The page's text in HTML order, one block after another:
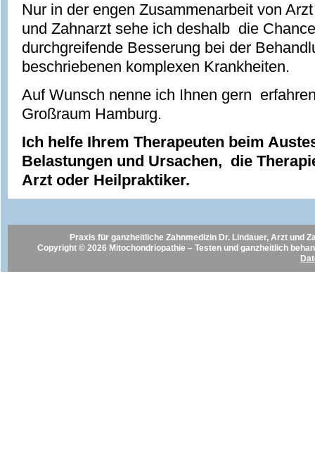
Nur in der engen Zusammenarbeit von
und Zahnarzt sehe ich deshalb die
durchgreifende Besserung bei der
beschriebenen komplexen Krankheiten.
Auf Wunsch nenne ich Ihnen gern
Großraum Hamburg.
Ich helfe Ihrem Therapeuten beim
Belastungen und Ursachen, die
Arzt oder Heilpraktiker.
Praxis für ganzheitliche Zahnmedizin Dr. Lindauer, Arzt und
Copyright © 2026 Mitochondriopathie – Testen und ganzheitlich